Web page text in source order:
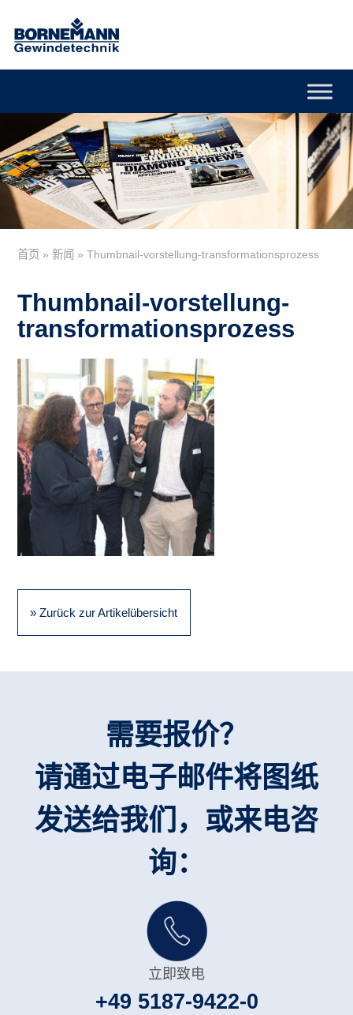
首页 »新闻 »Thumbnail-vorstellung-transformationsprozess
Thumbnail-vorstellung-
transformationsprozess
» Zurück zur Artikelübersicht
需要报价？
请通过电子邮件将图纸
发送给我们，或来电咨
询：
立即致电
+49 5187-9422-0